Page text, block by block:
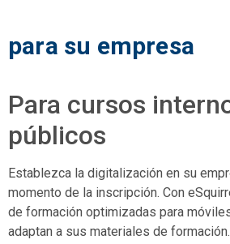
para su empresa
Para cursos
públicos
Establezca la digitalización en su
momento de la inscripción. Con
de formación optimizadas para
adaptan a sus materiales de